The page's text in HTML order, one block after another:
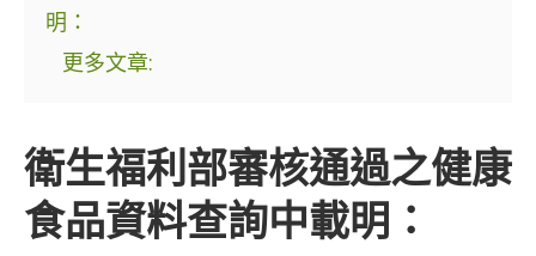
明：
更多文章:
衛生福利部審核通過之健康
食品資料查詢中載明：